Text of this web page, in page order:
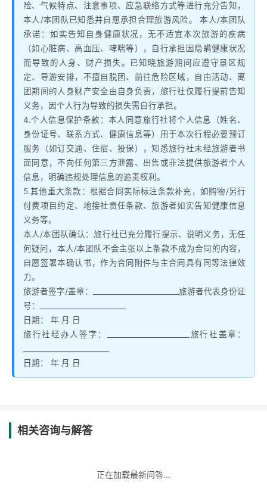
险、气候特点、注意事项、应急联络方式等进行充分告知，
本人/本团队已知悉并自愿承担合理旅游风险。 本人/本团队
承诺：如实告知自身健康状况，无不适宜本次旅游的疾病
（如心脏病、高血压、哮喘等），自行承担因隐瞒健康状况
而导致的人身、财产损失。已知晓旅游期间应遵守景区规
定、导游安排，不擅自脱团、前往危险区域，自由活动、离
团期间的人身财产安全由自身负责，旅行社仅履行提前告知
义务，因个人行为导致的损失需自行承担。
4.个人信息保护条款：本人同意旅行社将个人信息（姓名、
身份证号、联系方式、健康信息等）用于本次行程必要预订
服务（如订交通、住宿、投保），知悉旅行社未经旅游者书
面同意，不向任何第三方泄露、出售或非法提供旅游者个人
信息，明确违规处理信息的追责权利。
5.其他重大条款：根据合同实际标注条款补充，如购物/另行
付费项目约定、地接社责任条款、旅游者如实告知健康信息
义务等。
本人/本团队确认：旅行社已充分履行提示、说明义务，无任
何疑问，本人/本团队不会主张以上条款不成为合同的内容，
自愿签署本确认书，作为合同附件与主合同具有同等法律效
力。
旅游者签字/盖章：________________________旅游者代表身份证
号：________________________
日期： 年 月 日
旅行社经办人签字：_______________________旅行社盖章：
日期： 年 月 日
相关咨询与解答
正在加载最新问答...